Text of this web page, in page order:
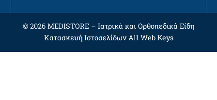
© 2026 MEDISTORE – Ιατρικά και Ορθοπεδικά Είδη
Κατασκευή ΙστοσελίδωνAll Web Keys